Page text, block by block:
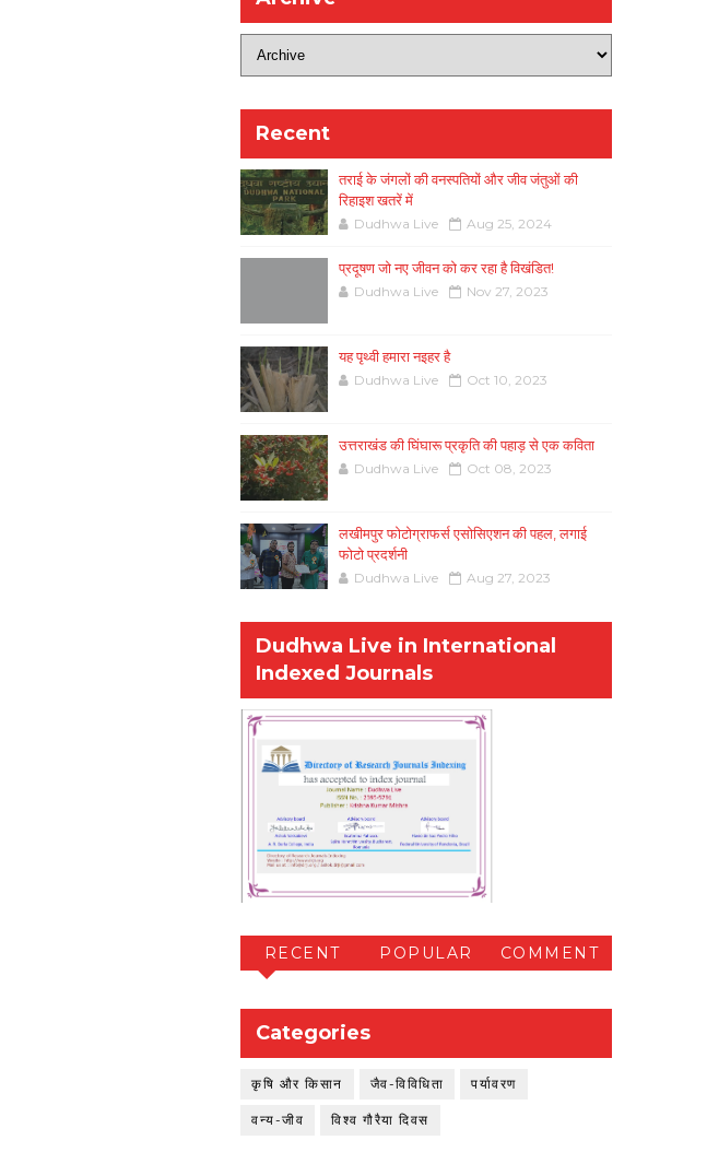
Recent
तराई के जंगलों की वनस्पतियों और जीव जंतुओं की
रिहाइश खतरें में
Dudhwa Live Aug 25, 2024
प्रदूषण जो नए जीवन को कर रहा है विखंडित!
Dudhwa Live Nov 27, 2023
यह पृथ्वी हमारा नइहर है
Dudhwa Live Oct 10, 2023
उत्तराखंड की घिंघारू प्रकृति की पहाड़ से एक कविता
Dudhwa Live Oct 08, 2023
लखीमपुर फोटोग्राफर्स एसोसिएशन की पहल, लगाई
फोटो प्रदर्शनी
Dudhwa Live Aug 27, 2023
Dudhwa Live in International
Indexed Journals
RECENT POPULAR COMMENT
Categories
कृषि और किसान जैव-विविधिता पर्यावरण
वन्य-जीव विश्व गौरैया दिवस